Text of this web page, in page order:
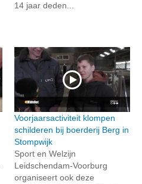
14 jaar deden...
Voorjaarsactiviteit klompen
schilderen bij boerderij Berg in
Stompwijk
Sport en Welzijn
Leidschendam-Voorburg
organiseert ook deze